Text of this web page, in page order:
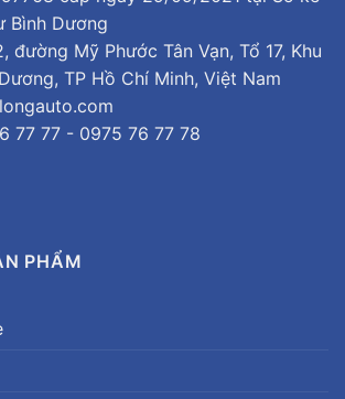
Bình Dương
đường Mỹ Phước Tân Vạn, Tổ 17, Khu
TP Hồ Chí Minh, Việt Nam
77 77 - 0975 76 77 78
PHẨM